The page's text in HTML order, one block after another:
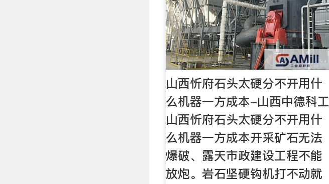
山西忻府石头太硬分不开用什
么机器一方成本-山西中德科工
山西忻府石头太硬分不开用什
么机器一方成本开采矿石无法
爆破、露天市政建设工程不能
放炮。岩石坚硬钩机打不动就